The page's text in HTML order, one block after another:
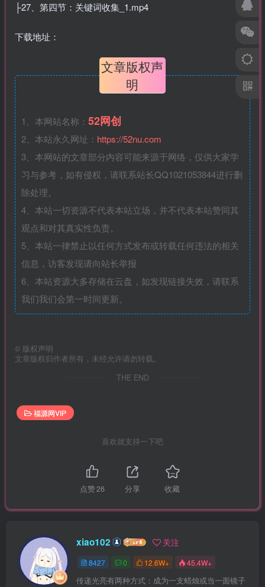
├27、第四节：关键词收集_1.mp4
下载地址：
文章版权声
明
1、本网站名称： 52网创
2、本站永久网址： https://52nu.com
3、本网站的文章部分内容可能来源于网络，仅供大家学
习与参考，如有侵权，请联系站长QQ1021053844进行删
除处理。
4、本站一切资源不代表本站立场，并不代表本站赞同其
观点和对其真实性负责。
5、本站一律禁止以任何方式发布或转载任何违法的相关
信息，访客发现请向站长举报
6、本站资源大多存储在云盘，如发现链接失效，请联系
我们我们会第一时间更新。
© 版权声明
文章版权归作者所有，未经允许请勿转载。
THE END
福源网VIP
喜欢就支持一下吧
点赞26 分享 收藏
xiao102 关注
8427 0 12.6W+ 45.4W+
传递光亮有两种方式：成为一支蜡烛或当一面镜子